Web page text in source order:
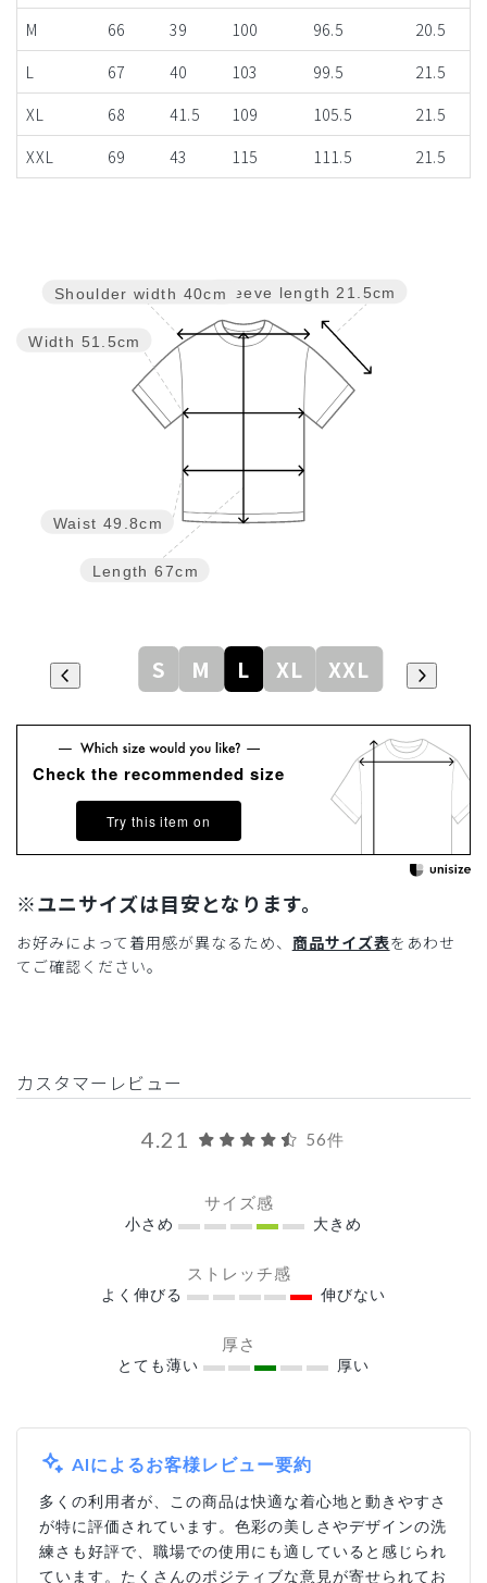
M
66 39 100 96.5
20.5
L
67 40 103 99.5
21.5
XL
68 41.5 109 105.5
21.5
XXL
69 43 115 111.5 21.5
Sleeve length 21.5cm
Length 67cm
Waist 49.8cm
Width 51.5cm
Shoulder width 40cm
S M L XL XXL
Check the recommended size
Try this item on
※ユニサイズは目安となります。
お好みによって着用感が異なるため、 商品サイズ表をあわせ
てご確認ください。
カスタマーレビュー
4.21 56件
サイズ感
小さめ 大きめ
ストレッチ感
よく伸びる 伸びない
厚さ
とても薄い 厚い
AIによるお客様レビュー要約
多くの利用者が、この商品は快適な着心地と動きやすさ
が特に評価されています。色彩の美しさやデザインの洗
練さも好評で、職場での使用にも適していると感じられ
ています。たくさんのポジティブな意見が寄せられてお